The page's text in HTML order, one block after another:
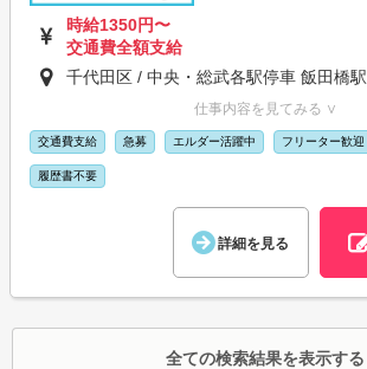
時給1350円〜
交通費全額支給
千代田区 / 中央・総武各駅停車 飯田橋駅
仕事内容を見てみる ∨
交通費支給 急募 エルダー活躍中 フリーター歓迎
履歴書不要
詳細を見る
全ての検索結果を表示する